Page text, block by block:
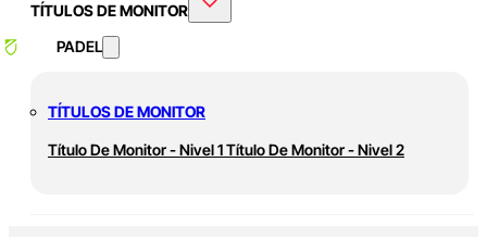
TÍTULOS DE MONITOR
PADEL
TÍTULOS DE MONITOR
Título De Monitor - Nivel 1Título De Monitor - Nivel 2